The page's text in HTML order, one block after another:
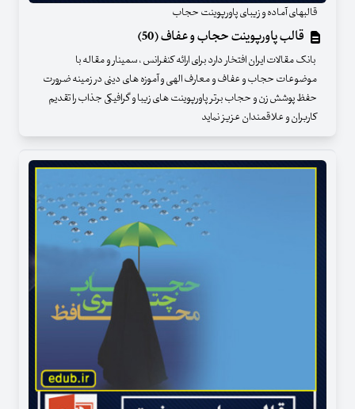
قالبهای آماده و زیبای پاورپوینت حجاب
قالب پاورپوینت حجاب و عفاف (50)
بانک مقالات ایران افتخار دارد برای ارائه کنفرانس ، سمینار و مقاله با
موضوعات حجاب و عفاف و معارف الهی و آموزه های دینی در زمینه ضرورت
حفظ پوشش زن و حجاب برتر پاورپوینت های زیبا و گرافیکی جذاب را تقدیم
کاربران و علاقمندان عزیز نماید